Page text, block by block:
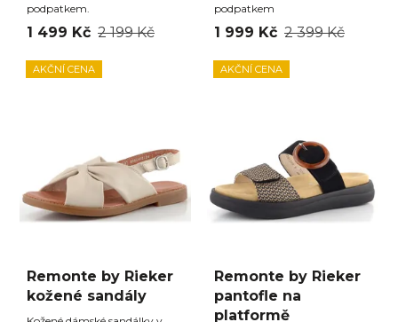
podpatkem.
1 499 Kč 2 199 Kč
podpatkem
1 999 Kč 2 399 Kč
AKČNÍ CENA
Remonte by Rieker
kožené sandály
AKČNÍ CENA
Remonte by Rieker
pantofle na
platformě